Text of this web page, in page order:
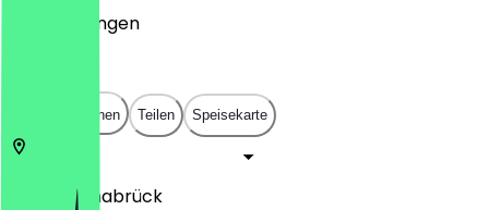
Bewertungen
In App öffnen Teilen Speisekarte
Osnabrück